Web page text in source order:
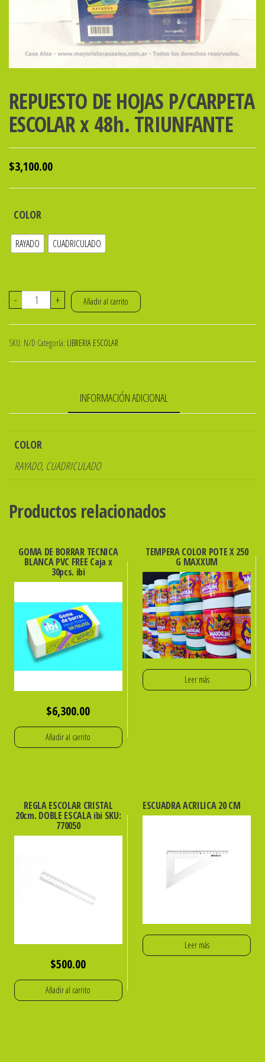
REPUESTO DE HOJAS P/CARPETA
ESCOLAR x 48h. TRIUNFANTE
$3,100.00
COLOR
RAYADO CUADRICULADO
-
REPUESTO
P/CARPETA
ESCOLAR
TRIUNFANTE
+ Añadir al carrito
SKU: N/D Categoría: LIBRERIA ESCOLAR
INFORMACIÓN ADICIONAL
COLOR
RAYADO, CUADRICULADO
Productos relacionados
GOMA DE BORRAR TECNICA
BLANCA PVC FREE Caja x
30pcs. ibi
$6,300.00
Añadir al carrito
TEMPERA COLOR POTE X 250
G MAXXUM
Leer más
REGLA ESCOLAR CRISTAL
20cm. DOBLE ESCALA ibi SKU:
770050
$500.00
Añadir al carrito
ESCUADRA ACRILICA 20 CM
Leer más